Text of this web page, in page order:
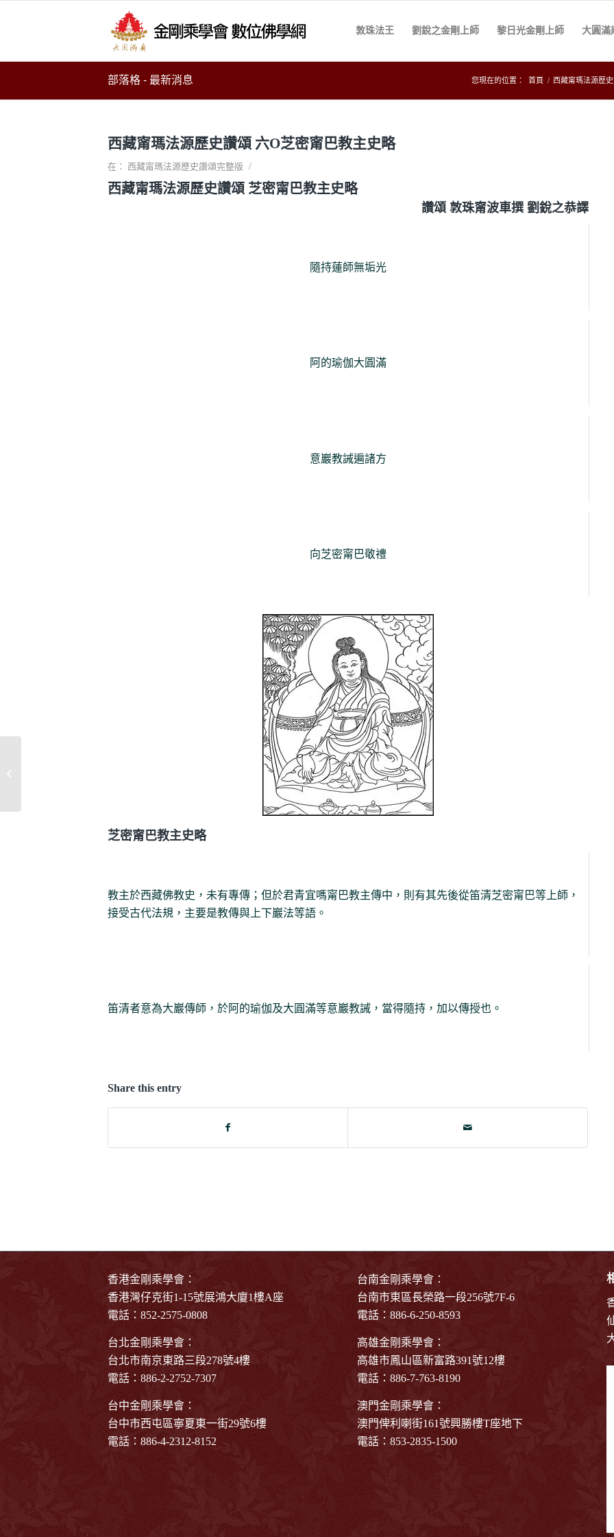
敦珠法王 劉銳之金剛上師 黎日光金剛上師 大圓滿
部落格 - 最新消息 您現在的位置： 首頁 / 西藏甯瑪法源歷
西藏甯瑪法源歷史讚頌 六O芝密甯巴教主史略
在： 西藏甯瑪法源歷史讚頌完整版 /
西藏甯瑪法源歷史讚頌 芝密甯巴教主史略
讚頌 敦珠甯波車撰 劉銳之恭譯
隨持蓮師無垢光
阿的瑜伽大圓滿
意巖教誡遍諸方
向芝密甯巴敬禮
芝密甯巴教主史略
教主於西藏佛教史，未有專傳；但於君青宜嗎甯巴教主傳中，則有其先後從笛清芝密甯巴等上師，
接受古代法規，主要是教傳與上下巖法等語。
笛清者意為大巖傳師，於阿的瑜伽及大圓滿等意巖教誡，當得隨持，加以傳授也。
Share this entry
香港金剛乘學會：
香港灣仔克街1-15號展鴻大廈1樓A座
電話：852-2575-0808
台北金剛乘學會：
台北市南京東路三段278號4樓
電話：886-2-2752-7307
台中金剛乘學會：
台中市西屯區寧夏東一街29號6樓
電話：886-4-2312-8152
台南金剛乘學會：
台南市東區長榮路一段256號7F-6
電話：886-6-250-8593
高雄金剛乘學會：
高雄市鳳山區新富路391號12樓
電話：886-7-763-8190
澳門金剛乘學會：
澳門俾利喇街161號興勝樓T座地下
電話：853-2835-1500